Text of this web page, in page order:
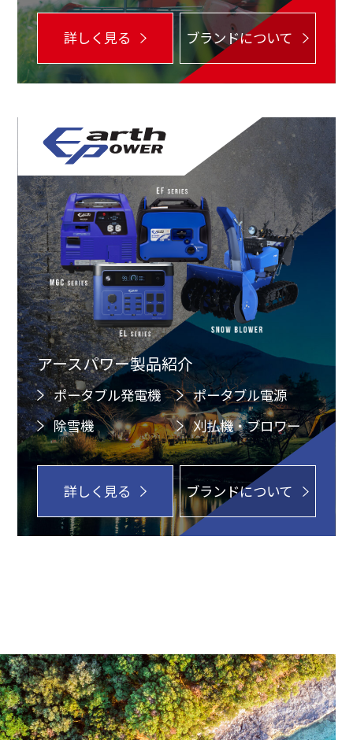
詳しく見る ブランドについて
アースパワー製品紹介
ポータブル発電機
ポータブル電源
除雪機
刈払機・ブロワー
詳しく見る ブランドについて